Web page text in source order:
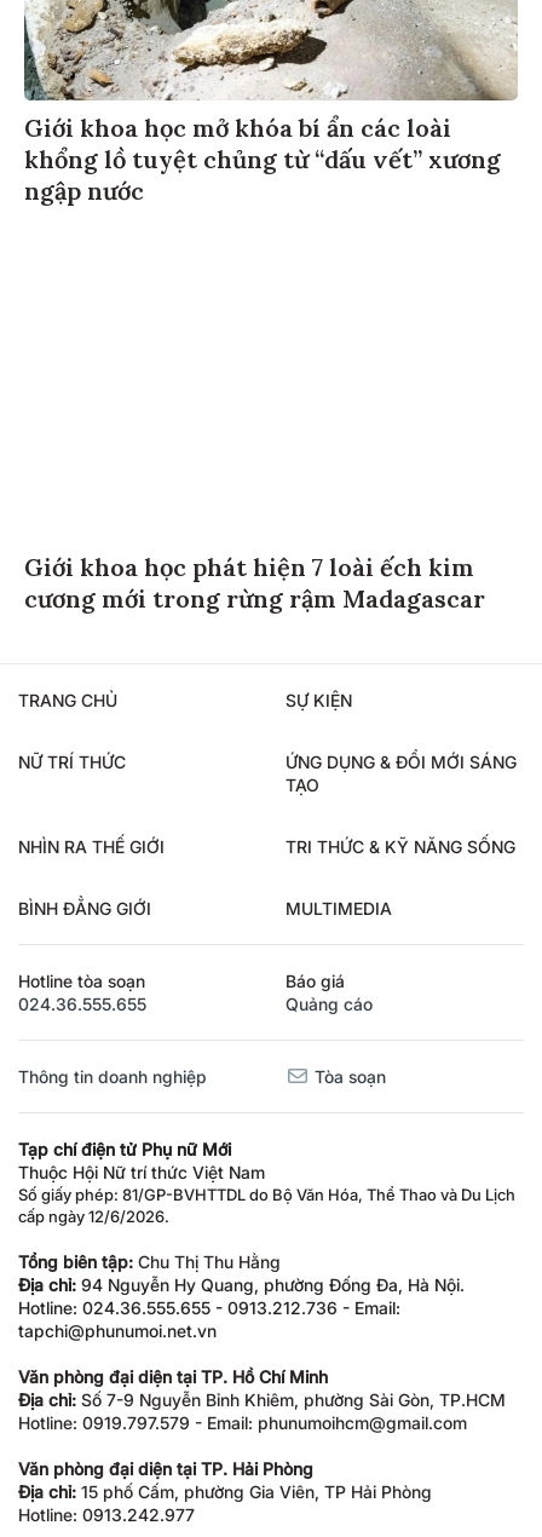
Giới khoa học mở khóa bí ẩn các loài
khổng lồ tuyệt chủng từ “dấu vết” xương
ngập nước
Giới khoa học phát hiện 7 loài ếch kim
cương mới trong rừng rậm Madagascar
TRANG CHỦ SỰ KIỆN
NỮ TRÍ THỨC
ỨNG DỤNG & ĐỔI MỚI SÁNG
TẠO
NHÌN RA THẾ GIỚI TRI THỨC & KỸ NĂNG SỐNG
BÌNH ĐẲNG GIỚI MULTIMEDIA
Hotline tòa soạn
024.36.555.655
Báo giá
Quảng cáo
Thông tin doanh nghiệp Tòa soạn
Tạp chí điện tử Phụ nữ Mới
Thuộc Hội Nữ trí thức Việt Nam
Số giấy phép: 81/GP-BVHTTDL do Bộ Văn Hóa, Thể Thao và Du Lịch
cấp ngày 12/6/2026.
Tổng biên tập: Chu Thị Thu Hằng
Địa chỉ: 94 Nguyễn Hy Quang, phường Đống Đa, Hà Nội.
Hotline: 024.36.555.655 - 0913.212.736 - Email:
tapchi@phunumoi.net.vn
Văn phòng đại diện tại TP. Hồ Chí Minh
Địa chỉ: Số 7-9 Nguyễn Bỉnh Khiêm, phường Sài Gòn, TP.HCM
Hotline: 0919.797.579 - Email: phunumoihcm@gmail.com
Văn phòng đại diện tại TP. Hải Phòng
Địa chỉ: 15 phố Cấm, phường Gia Viên, TP Hải Phòng
Hotline: 0913.242.977